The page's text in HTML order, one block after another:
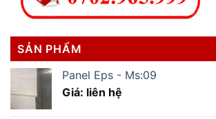
SẢN PHẨM
Panel Eps - Ms:09
Giá: liên hệ